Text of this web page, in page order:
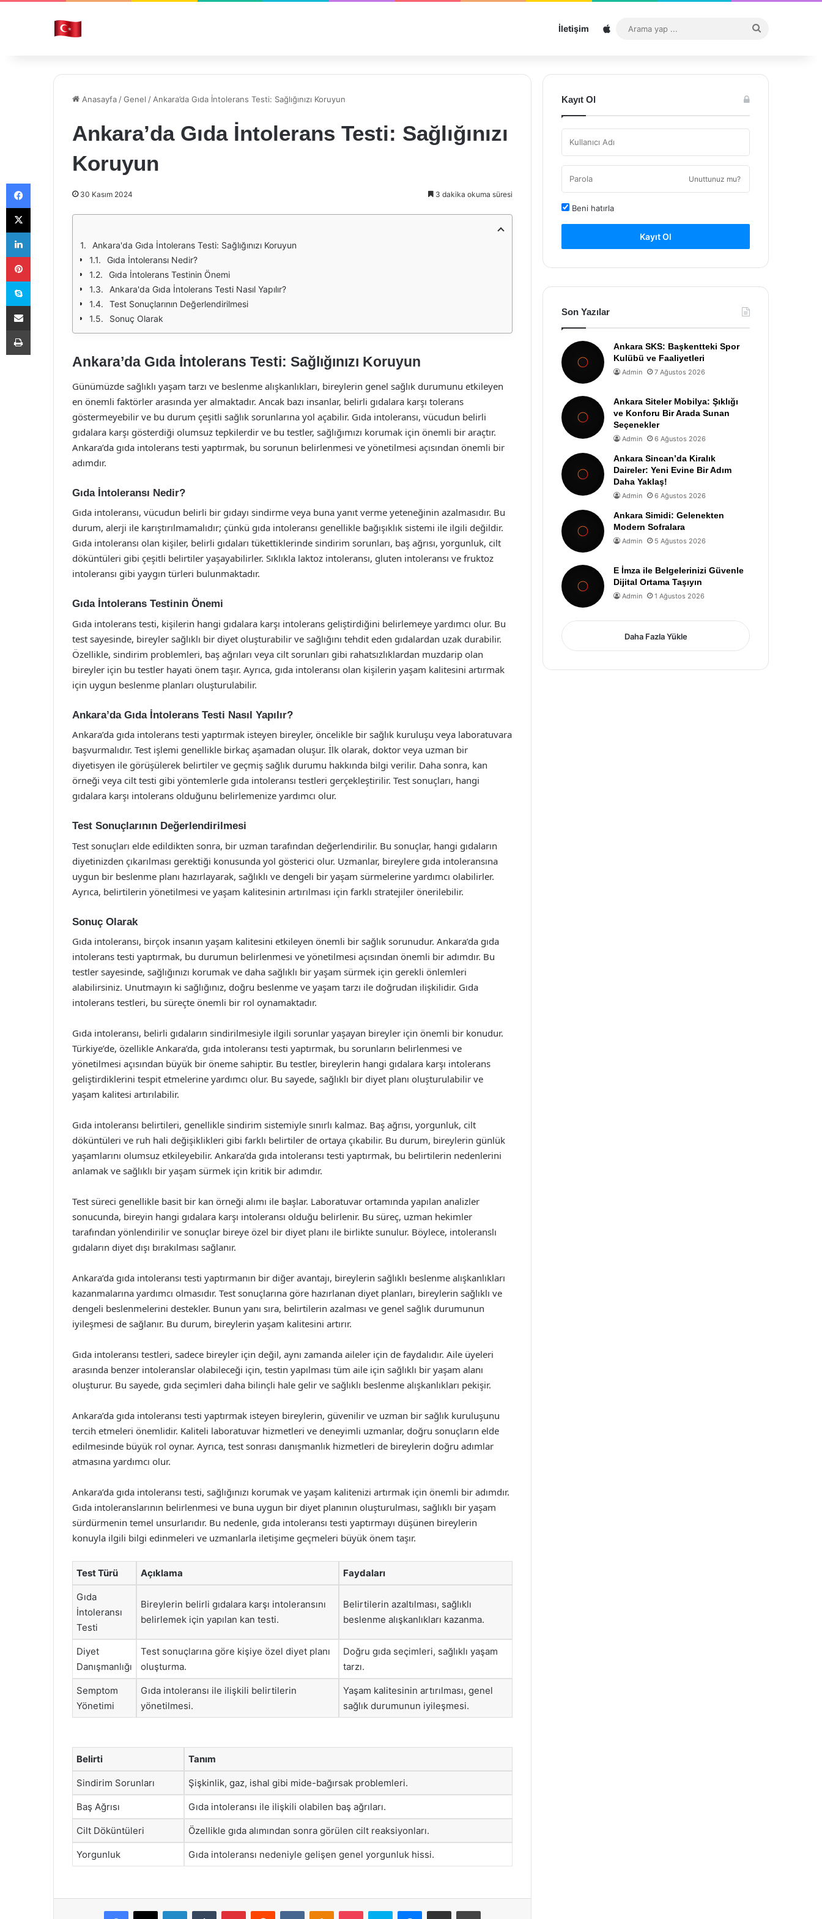
İletişim Sitemap
...
Anasayfa /Genel / Ankara’da Gıda İntolerans Testi: Sağlığınızı Koruyun
Ankara’da Gıda İntolerans Testi: Sağlığınızı
Koruyun
30 Kasım 2024 3 dakika okuma süresi
Ankara'da Gıda İntolerans Testi: Sağlığınızı Koruyun
Gıda İntoleransı Nedir?
Gıda İntolerans Testinin Önemi
Ankara'da Gıda İntolerans Testi Nasıl Yapılır?
Test Sonuçlarının Değerlendirilmesi
Sonuç Olarak
Ankara’da Gıda İntolerans Testi: Sağlığınızı Koruyun
Günümüzde sağlıklı yaşam tarzı ve beslenme alışkanlıkları, bireylerin genel sağlık durumunu etkileyen
en önemli faktörler arasında yer almaktadır. Ancak bazı insanlar, belirli gıdalara karşı tolerans
göstermeyebilir ve bu durum çeşitli sağlık sorunlarına yol açabilir. Gıda intoleransı, vücudun belirli
gıdalara karşı gösterdiği olumsuz tepkilerdir ve bu testler, sağlığımızı korumak için önemli bir araçtır.
Ankara’da gıda intolerans testi yaptırmak, bu sorunun belirlenmesi ve yönetilmesi açısından önemli bir
adımdır.
Gıda İntoleransı Nedir?
Gıda intoleransı, vücudun belirli bir gıdayı sindirme veya buna yanıt verme yeteneğinin azalmasıdır. Bu
durum, alerji ile karıştırılmamalıdır; çünkü gıda intoleransı genellikle bağışıklık sistemi ile ilgili değildir.
Gıda intoleransı olan kişiler, belirli gıdaları tükettiklerinde sindirim sorunları, baş ağrısı, yorgunluk, cilt
döküntüleri gibi çeşitli belirtiler yaşayabilirler. Sıklıkla laktoz intoleransı, gluten intoleransı ve fruktoz
intoleransı gibi yaygın türleri bulunmaktadır.
Gıda İntolerans Testinin Önemi
Gıda intolerans testi, kişilerin hangi gıdalara karşı intolerans geliştirdiğini belirlemeye yardımcı olur. Bu
test sayesinde, bireyler sağlıklı bir diyet oluşturabilir ve sağlığını tehdit eden gıdalardan uzak durabilir.
Özellikle, sindirim problemleri, baş ağrıları veya cilt sorunları gibi rahatsızlıklardan muzdarip olan
bireyler için bu testler hayati önem taşır. Ayrıca, gıda intoleransı olan kişilerin yaşam kalitesini artırmak
için uygun beslenme planları oluşturulabilir.
Ankara’da Gıda İntolerans Testi Nasıl Yapılır?
Ankara’da gıda intolerans testi yaptırmak isteyen bireyler, öncelikle bir sağlık kuruluşu veya laboratuvara
başvurmalıdır. Test işlemi genellikle birkaç aşamadan oluşur. İlk olarak, doktor veya uzman bir
diyetisyen ile görüşülerek belirtiler ve geçmiş sağlık durumu hakkında bilgi verilir. Daha sonra, kan
örneği veya cilt testi gibi yöntemlerle gıda intoleransı testleri gerçekleştirilir. Test sonuçları, hangi
gıdalara karşı intolerans olduğunu belirlemenize yardımcı olur.
Test Sonuçlarının Değerlendirilmesi
Test sonuçları elde edildikten sonra, bir uzman tarafından değerlendirilir. Bu sonuçlar, hangi gıdaların
diyetinizden çıkarılması gerektiği konusunda yol gösterici olur. Uzmanlar, bireylere gıda intoleransına
uygun bir beslenme planı hazırlayarak, sağlıklı ve dengeli bir yaşam sürmelerine yardımcı olabilirler.
Ayrıca, belirtilerin yönetilmesi ve yaşam kalitesinin artırılması için farklı stratejiler önerilebilir.
Sonuç Olarak
Gıda intoleransı, birçok insanın yaşam kalitesini etkileyen önemli bir sağlık sorunudur. Ankara’da gıda
intolerans testi yaptırmak, bu durumun belirlenmesi ve yönetilmesi açısından önemli bir adımdır. Bu
testler sayesinde, sağlığınızı korumak ve daha sağlıklı bir yaşam sürmek için gerekli önlemleri
alabilirsiniz. Unutmayın ki sağlığınız, doğru beslenme ve yaşam tarzı ile doğrudan ilişkilidir. Gıda
intolerans testleri, bu süreçte önemli bir rol oynamaktadır.
Gıda intoleransı, belirli gıdaların sindirilmesiyle ilgili sorunlar yaşayan bireyler için önemli bir konudur.
Türkiye’de, özellikle Ankara’da, gıda intoleransı testi yaptırmak, bu sorunların belirlenmesi ve
yönetilmesi açısından büyük bir öneme sahiptir. Bu testler, bireylerin hangi gıdalara karşı intolerans
geliştirdiklerini tespit etmelerine yardımcı olur. Bu sayede, sağlıklı bir diyet planı oluşturulabilir ve
yaşam kalitesi artırılabilir.
Gıda intoleransı belirtileri, genellikle sindirim sistemiyle sınırlı kalmaz. Baş ağrısı, yorgunluk, cilt
döküntüleri ve ruh hali değişiklikleri gibi farklı belirtiler de ortaya çıkabilir. Bu durum, bireylerin günlük
yaşamlarını olumsuz etkileyebilir. Ankara’da gıda intoleransı testi yaptırmak, bu belirtilerin nedenlerini
anlamak ve sağlıklı bir yaşam sürmek için kritik bir adımdır.
Test süreci genellikle basit bir kan örneği alımı ile başlar. Laboratuvar ortamında yapılan analizler
sonucunda, bireyin hangi gıdalara karşı intoleransı olduğu belirlenir. Bu süreç, uzman hekimler
tarafından yönlendirilir ve sonuçlar bireye özel bir diyet planı ile birlikte sunulur. Böylece, intoleranslı
gıdaların diyet dışı bırakılması sağlanır.
Ankara’da gıda intoleransı testi yaptırmanın bir diğer avantajı, bireylerin sağlıklı beslenme alışkanlıkları
kazanmalarına yardımcı olmasıdır. Test sonuçlarına göre hazırlanan diyet planları, bireylerin sağlıklı ve
dengeli beslenmelerini destekler. Bunun yanı sıra, belirtilerin azalması ve genel sağlık durumunun
iyileşmesi de sağlanır. Bu durum, bireylerin yaşam kalitesini artırır.
Gıda intoleransı testleri, sadece bireyler için değil, aynı zamanda aileler için de faydalıdır. Aile üyeleri
arasında benzer intoleranslar olabileceği için, testin yapılması tüm aile için sağlıklı bir yaşam alanı
oluşturur. Bu sayede, gıda seçimleri daha bilinçli hale gelir ve sağlıklı beslenme alışkanlıkları pekişir.
Ankara’da gıda intoleransı testi yaptırmak isteyen bireylerin, güvenilir ve uzman bir sağlık kuruluşunu
tercih etmeleri önemlidir. Kaliteli laboratuvar hizmetleri ve deneyimli uzmanlar, doğru sonuçların elde
edilmesinde büyük rol oynar. Ayrıca, test sonrası danışmanlık hizmetleri de bireylerin doğru adımlar
atmasına yardımcı olur.
Ankara’da gıda intoleransı testi, sağlığınızı korumak ve yaşam kalitenizi artırmak için önemli bir adımdır.
Gıda intoleranslarının belirlenmesi ve buna uygun bir diyet planının oluşturulması, sağlıklı bir yaşam
sürdürmenin temel unsurlarıdır. Bu nedenle, gıda intoleransı testi yaptırmayı düşünen bireylerin
konuyla ilgili bilgi edinmeleri ve uzmanlarla iletişime geçmeleri büyük önem taşır.
Test Türü Açıklama Faydaları
Gıda
İntoleransı
Testi
Bireylerin belirli gıdalara karşı intoleransını
belirlemek için yapılan kan testi.
Belirtilerin azaltılması, sağlıklı
beslenme alışkanlıkları kazanma.
Diyet
Danışmanlığı
Test sonuçlarına göre kişiye özel diyet planı
oluşturma.
Doğru gıda seçimleri, sağlıklı yaşam
tarzı.
Semptom
Yönetimi
Gıda intoleransı ile ilişkili belirtilerin
yönetilmesi.
Yaşam kalitesinin artırılması, genel
sağlık durumunun iyileşmesi.
Belirti Tanım
Sindirim Sorunları Şişkinlik, gaz, ishal gibi mide-bağırsak problemleri.
Baş Ağrısı Gıda intoleransı ile ilişkili olabilen baş ağrıları.
Cilt Döküntüleri Özellikle gıda alımından sonra görülen cilt reaksiyonları.
Yorgunluk Gıda intoleransı nedeniyle gelişen genel yorgunluk hissi.
Facebook
X LinkedInTumblr PinterestReddit VKontakteOdnoklassniki
Pocket Skype Messenger
E-Posta ile paylaş Yazdır
Kayıt Ol
Unuttunuz mu?
Beni hatırla
Kayıt Ol
Son Yazılar
Ankara SKS: Başkentteki Spor
Kulübü ve Faaliyetleri
Admin 7 Ağustos 2026
Ankara Siteler Mobilya: Şıklığı
ve Konforu Bir Arada Sunan
Seçenekler
Admin 6 Ağustos 2026
Ankara Sincan’da Kiralık
Daireler: Yeni Evine Bir Adım
Daha Yaklaş!
Admin 6 Ağustos 2026
Ankara Simidi: Gelenekten
Modern Sofralara
Admin 5 Ağustos 2026
E İmza ile Belgelerinizi Güvenle
Dijital Ortama Taşıyın
Admin 1 Ağustos 2026
Daha Fazla Yükle
Facebook
X
LinkedIn
Pinterest
Skype
E-Posta ile paylaş